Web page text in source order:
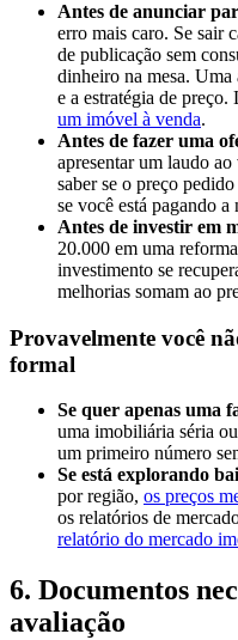
Antes de anunciar
erro mais caro. Se sair
de publicação sem
dinheiro na mesa. Uma
e a estratégia de preço.
um imóvel à venda.
Antes de fazer uma
apresentar um laudo
saber se o preço
se você está pagando a
Antes de investir em
20.000 em uma
investimento se
melhorias somam ao
Provavelmente você
formal
Se quer apenas uma
uma imobiliária séria
um primeiro número
Se está explorando
por região, os preços
os relatórios de
relatório do mercado
6. Documentos
avaliação